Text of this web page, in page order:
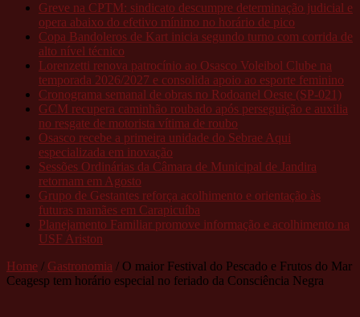
Greve na CPTM: sindicato descumpre determinação judicial e
opera abaixo do efetivo mínimo no horário de pico
Copa Bandoleros de Kart inicia segundo turno com corrida de
alto nível técnico
Lorenzetti renova patrocínio ao Osasco Voleibol Clube na
temporada 2026/2027 e consolida apoio ao esporte feminino
Cronograma semanal de obras no Rodoanel Oeste (SP-021)
GCM recupera caminhão roubado após perseguição e auxilia
no resgate de motorista vítima de roubo
Osasco recebe a primeira unidade do Sebrae Aqui
especializada em inovação
Sessões Ordinárias da Câmara de Municipal de Jandira
retornam em Agosto
Grupo de Gestantes reforça acolhimento e orientação às
futuras mamães em Carapicuíba
Planejamento Familiar promove informação e acolhimento na
USF Ariston
Home / Gastronomia / O maior Festival do Pescado e Frutos do Mar
Ceagesp tem horário especial no feriado da Consciência Negra